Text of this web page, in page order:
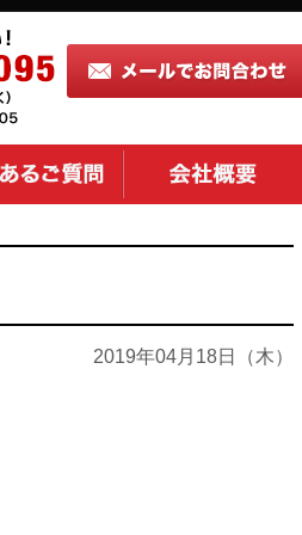
2019年04月18日（木）